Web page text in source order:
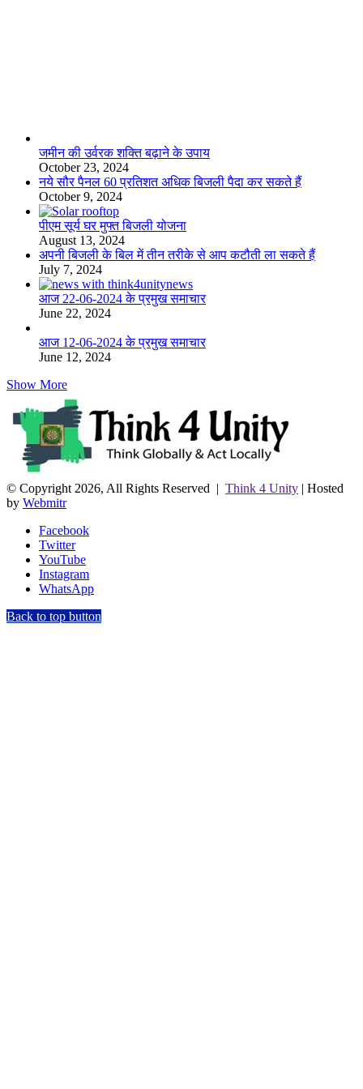
जमीन की उर्वरक शक्ति बढ़ाने के उपाय
October 23, 2024
नये सौर पैनल 60 प्रतिशत अधिक बिजली पैदा कर सकते हैं
October 9, 2024
पीएम सूर्य घर मुफ्त बिजली योजना
August 13, 2024
अपनी बिजली के बिल में तीन तरीके से आप कटौती ला सकते हैं
July 7, 2024
आज 22-06-2024 के प्रमुख समाचार
June 22, 2024
आज 12-06-2024 के प्रमुख समाचार
June 12, 2024
Show More
© Copyright 2026, All Rights Reserved | Think 4 Unity | Hosted
by Webmitr
Facebook
Twitter
YouTube
Instagram
WhatsApp
Back to top button